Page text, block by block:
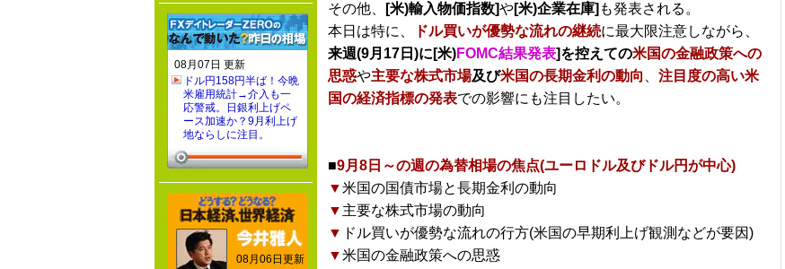
その他、
[米)輸入物価指数]や[米)企業在庫] も発表される。
本日は特に、
ドル買いが優勢な流れの継続に最大限注意しながら、
来週(9月17日)に[米)FOMC結果発表]を控えての米国の金融政策への
思惑や主要な株式市場及び米国の長期金利の動向
注目度の高い米
国の経済指標の発表での影響にも注目したい。
■9月8日～の週の為替相場の焦点(ユーロドル及びドル円が中心)
▼米国の国債市場と長期金利の動向
▼ 主要な株式市場の動向
▼ ドル買いが優勢な流れの行方(米国の早期利上げ観測などが要因)
▼米国の金融政策への思惑
08月07日 更新
ドル円158円半ば！今晩
米雇用統計→介入も一
応警戒。日銀利上げペ
ース加速か？9月利上げ
地ならしに注目。
08月06日更新